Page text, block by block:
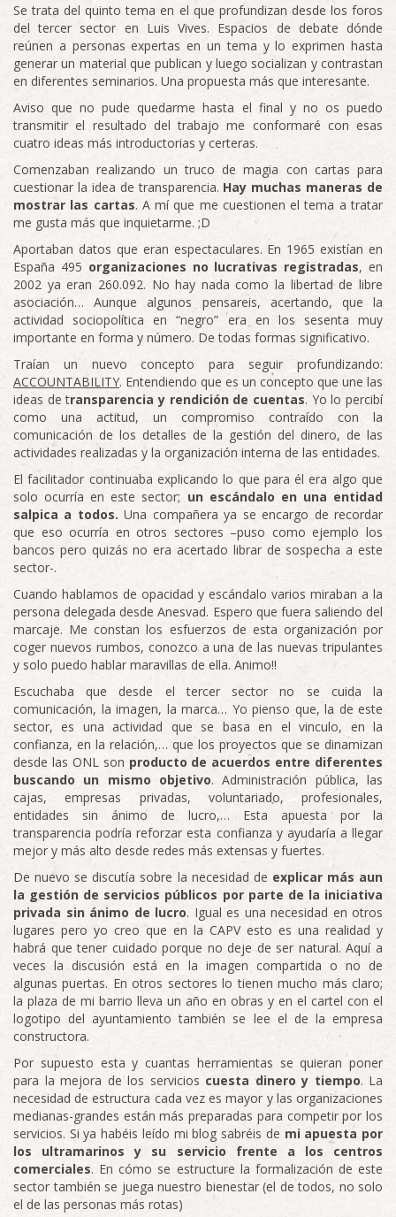
Se trata del quinto tema en el que profundizan desde los foros
del tercer sector en Luis Vives. Espacios de debate dónde
reúnen a personas expertas en un tema y lo exprimen hasta
generar un material que publican y luego socializan y contrastan
en diferentes seminarios. Una propuesta más que interesante.
Aviso que no pude quedarme hasta el final y no os puedo
transmitir el resultado del trabajo me conformaré con esas
cuatro ideas más introductorias y certeras.
Comenzaban realizando un truco de magia con cartas para
cuestionar la idea de transparencia. Hay muchas maneras de
mostrar las cartas. A mí que me cuestionen el tema a tratar
me gusta más que inquietarme. ;D
Aportaban datos que eran espectaculares. En 1965 existían en
España 495 organizaciones no lucrativas registradas, en
2002 ya eran 260.092. No hay nada como la libertad de libre
asociación… Aunque algunos pensareis, acertando, que la
actividad sociopolítica en “negro” era en los sesenta muy
importante en forma y número. De todas formas significativo.
Traían un nuevo concepto para seguir profundizando:
ACCOUNTABILITY. Entendiendo que es un concepto que une las
ideas de transparencia y rendición de cuentas. Yo lo percibí
como una actitud, un compromiso contraído con la
comunicación de los detalles de la gestión del dinero, de las
actividades realizadas y la organización interna de las entidades.
El facilitador continuaba explicando lo que para él era algo que
solo ocurría en este sector; un escándalo en una entidad
salpica a todos. Una compañera ya se encargo de recordar
que eso ocurría en otros sectores –puso como ejemplo los
bancos pero quizás no era acertado librar de sospecha a este
sector-.
Cuando hablamos de opacidad y escándalo varios miraban a la
persona delegada desde Anesvad. Espero que fuera saliendo del
marcaje. Me constan los esfuerzos de esta organización por
coger nuevos rumbos, conozco a una de las nuevas tripulantes
y solo puedo hablar maravillas de ella. Animo!!
Escuchaba que desde el tercer sector no se cuida la
comunicación, la imagen, la marca… Yo pienso que, la de este
sector, es una actividad que se basa en el vinculo, en la
confianza, en la relación,… que los proyectos que se dinamizan
desde las ONL son producto de acuerdos entre diferentes
buscando un mismo objetivo. Administración pública, las
cajas, empresas privadas, voluntariado, profesionales,
entidades sin ánimo de lucro,… Esta apuesta por la
transparencia podría reforzar esta confianza y ayudaría a llegar
mejor y más alto desde redes más extensas y fuertes.
De nuevo se discutía sobre la necesidad de explicar más aun
la gestión de servicios públicos por parte de la iniciativa
privada sin ánimo de lucro. Igual es una necesidad en otros
lugares pero yo creo que en la CAPV esto es una realidad y
habrá que tener cuidado porque no deje de ser natural. Aquí a
veces la discusión está en la imagen compartida o no de
algunas puertas. En otros sectores lo tienen mucho más claro;
la plaza de mi barrio lleva un año en obras y en el cartel con el
logotipo del ayuntamiento también se lee el de la empresa
constructora.
Por supuesto esta y cuantas herramientas se quieran poner
para la mejora de los servicios cuesta dinero y tiempo. La
necesidad de estructura cada vez es mayor y las organizaciones
medianas-grandes están más preparadas para competir por los
servicios. Si ya habéis leído mi blog sabréis de mi apuesta por
los ultramarinos y su servicio frente a los centros
comerciales. En cómo se estructure la formalización de este
sector también se juega nuestro bienestar (el de todos, no solo
el de las personas más rotas)